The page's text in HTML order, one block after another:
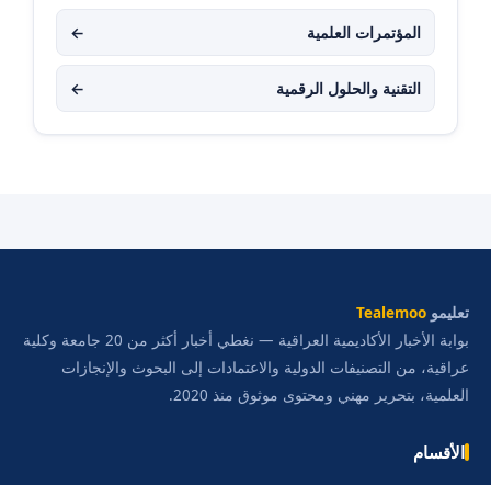
المؤتمرات العلمية ←
التقنية والحلول الرقمية ←
تعليمو Tealemoo
بوابة الأخبار الأكاديمية العراقية — نغطي أخبار أكثر من 20 جامعة وكلية
عراقية، من التصنيفات الدولية والاعتمادات إلى البحوث والإنجازات
العلمية، بتحرير مهني ومحتوى موثوق منذ 2020.
الأقسام